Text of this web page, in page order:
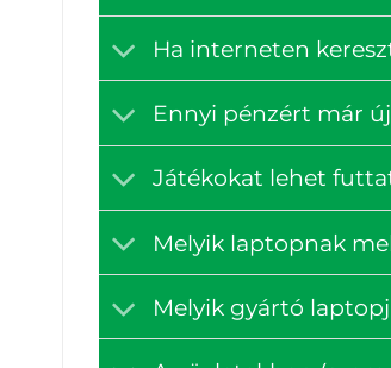
Ha interneten
Ennyi pénzért már
Játékokat lehet
Melyik laptopnak
Melyik gyártó